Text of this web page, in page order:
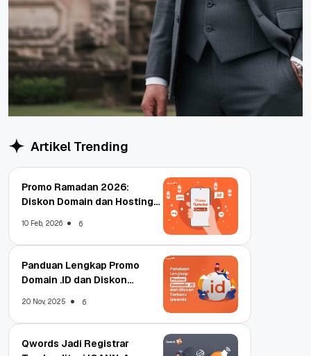
Artikel Trending
Promo Ramadan 2026:
Diskon Domain dan Hosting
10 Feb, 2026 6
Panduan Lengkap Promo
Domain .ID dan Diskon
20 Nov, 2025 6
Qwords Jadi Registrar